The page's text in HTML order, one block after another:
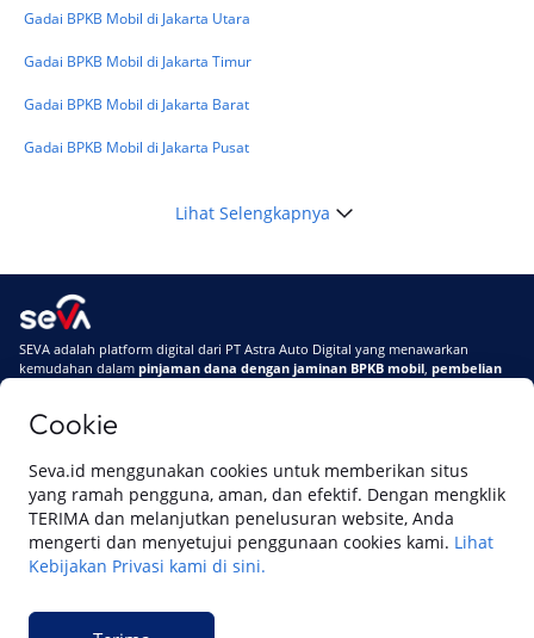
Cookie
Seva.id menggunakan cookies untuk memberikan situs
yang ramah pengguna, aman, dan efektif. Dengan mengklik
TERIMA dan melanjutkan penelusuran website, Anda
mengerti dan menyetujui penggunaan cookies kami. Lihat
Kebijakan Privasi kami di sini.
Gadai BPKB Mobil di Jakarta Utara
Gadai BPKB Mobil di Jakarta Timur
Gadai BPKB Mobil di Jakarta Barat
Gadai BPKB Mobil di Jakarta Pusat
Lihat Selengkapnya
SEVA adalah platform digital dari PT Astra Auto Digital yang menawarkan
kemudahan dalam pinjaman dana dengan jaminan BPKB mobil, pembelian
Di SEVA, BPKB mobilmu #BisaJadiDuit
Tentang SEVASyarat & Ketentuan
Pemberitahuan PrivasiHubungi Kami